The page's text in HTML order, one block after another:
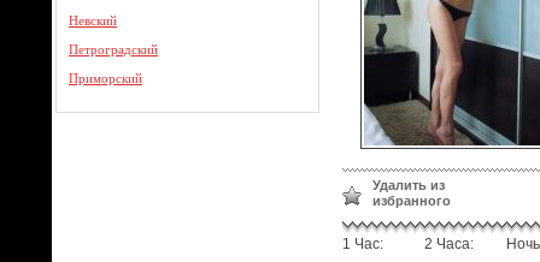
Невский
Петроградский
Приморский
Удалить из
избранного
1 Час: 2 Часа: